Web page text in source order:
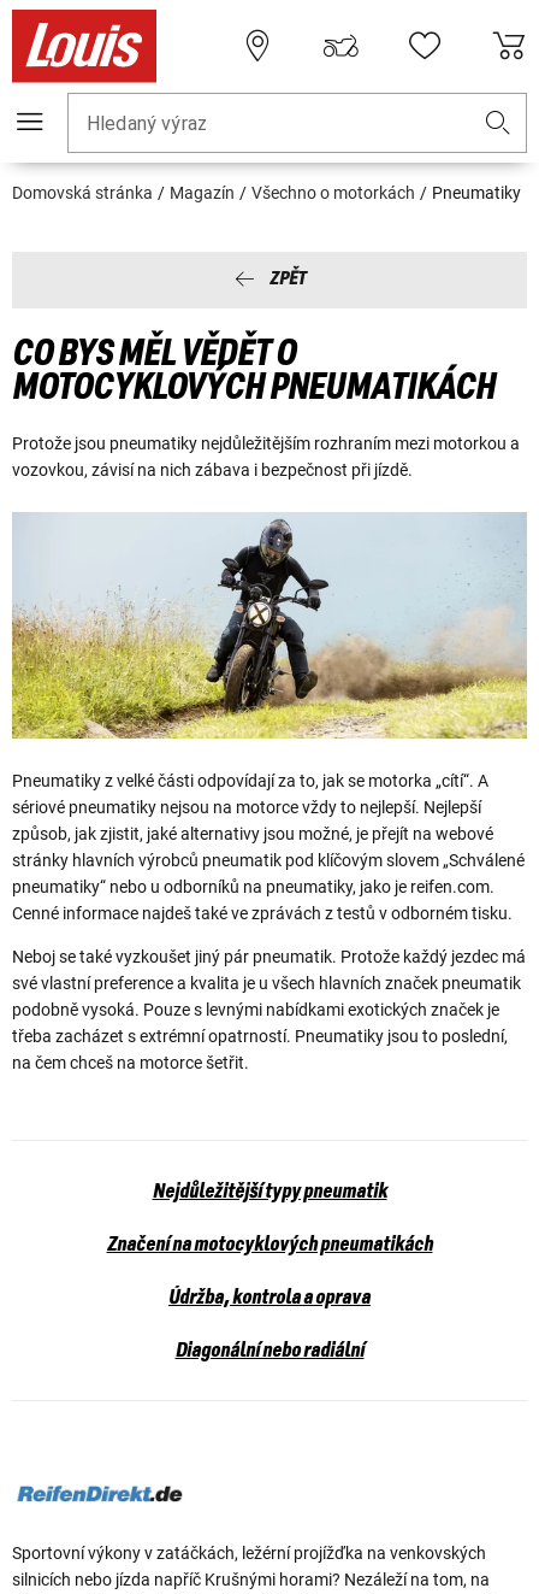
Hledaný výraz
Domovská stránka Magazín Všechno o motorkách Pneumatiky
ZPĚT
CO BYS MĚL VĚDĚT O
MOTOCYKLOVÝCH PNEUMATIKÁCH
Protože jsou pneumatiky nejdůležitějším rozhraním mezi motorkou a
vozovkou, závisí na nich zábava i bezpečnost při jízdě.
Pneumatiky z velké části odpovídají za to, jak se motorka „cítí“. A
sériové pneumatiky nejsou na motorce vždy to nejlepší. Nejlepší
způsob, jak zjistit, jaké alternativy jsou možné, je přejít na webové
stránky hlavních výrobců pneumatik pod klíčovým slovem „Schválené
pneumatiky“ nebo u odborníků na pneumatiky, jako je reifen.com.
Cenné informace najdeš také ve zprávách z testů v odborném tisku.
Neboj se také vyzkoušet jiný pár pneumatik. Protože každý jezdec má
své vlastní preference a kvalita je u všech hlavních značek pneumatik
podobně vysoká. Pouze s levnými nabídkami exotických značek je
třeba zacházet s extrémní opatrností. Pneumatiky jsou to poslední,
na čem chceš na motorce šetřit.
Nejdůležitější typy pneumatik
Značení na motocyklových pneumatikách
Údržba, kontrola a oprava
Diagonální nebo radiální
Sportovní výkony v zatáčkách, ležérní projížďka na venkovských
silnicích nebo jízda napříč Krušnými horami? Nezáleží na tom, na